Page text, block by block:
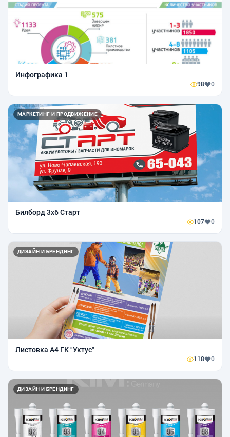
Инфографика 1
98 0
МАРКЕТИНГ И ПРОДВИЖЕНИЕ
Билборд 3х6 Старт
107 0
ДИЗАЙН И БРЕНДИНГ
Листовка А4 ГК "Уктус"
118 0
ДИЗАЙН И БРЕНДИНГ